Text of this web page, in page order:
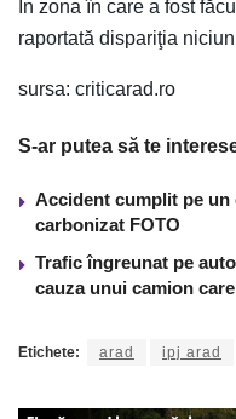
În zona în care a fost
raportată dispariţia
sursa: criticarad.ro
S-ar putea să te
Accident cumplit pe
carbonizat FOTO
Trafic îngreunat pe
cauza unui camion
Etichete: arad ipj arad